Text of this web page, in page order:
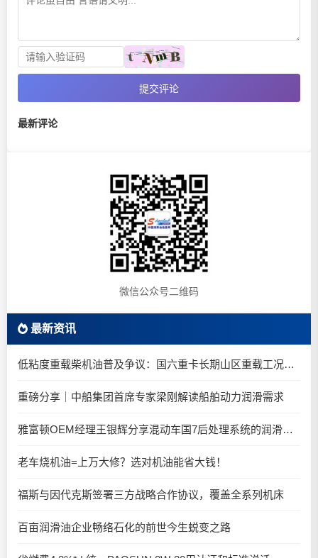
提交评论
最新评论
微信公众号二维码
最新资讯
低粘度重载柴机油普及争议：国六重卡长期山区重载工况是否适合0W-20柴油机油？
重磅分享｜中船集团首席专家梁刚解读船舶动力润滑需求
雅富顿OEM经理王银辉分享混动车国7后处理系统的润滑油要求
老车烧机油=上万大修？选对机油能省大钱！
福斯与因代克斯签署三方战略合作协议，覆盖全系列机床
百亩润滑油企业畅络石化的前世今生蜕变之路